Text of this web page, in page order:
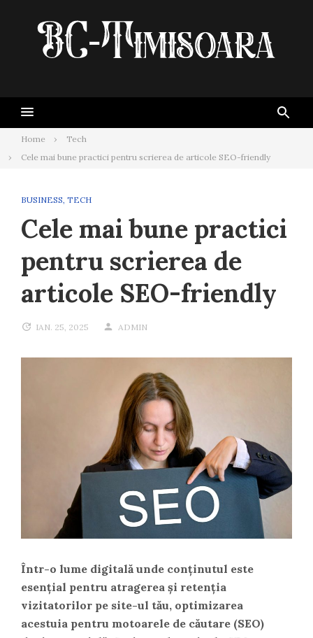
Home
Tech
Cele mai bune practici pentru scrierea de articole SEO-friendly
BUSINESS, TECH
Cele mai bune practici
pentru scrierea de
articole SEO-friendly
IAN. 25, 2025 ADMIN
Într-o lume digitală unde conținutul este
esențial pentru atragerea și retenția
vizitatorilor pe site-ul tău, optimizarea
acestuia pentru motoarele de căutare (SEO)